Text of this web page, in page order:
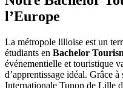
l’Europe
La métropole lilloise est un
étudiants en Bachelor
événementielle et touristique
d’apprentissage idéal. Grâce
Internationale Tunon de Lille